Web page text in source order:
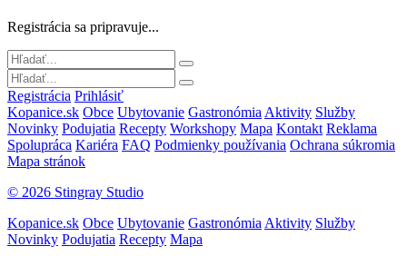
Registrácia sa pripravuje...
Registrácia Prihlásiť
Kopanice.sk Obce Ubytovanie Gastronómia Aktivity Služby
Novinky Podujatia Recepty Workshopy Mapa Kontakt Reklama
Spolupráca Kariéra FAQ Podmienky používania Ochrana súkromia
Mapa stránok
© 2026 Stingray Studio
Kopanice.sk Obce Ubytovanie Gastronómia Aktivity Služby
Novinky Podujatia Recepty Mapa